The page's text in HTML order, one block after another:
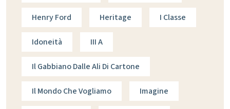
Henry Ford Heritage I Classe
Idoneità III A
Il Gabbiano Dalle Ali Di Cartone
Il Mondo Che Vogliamo Imagine